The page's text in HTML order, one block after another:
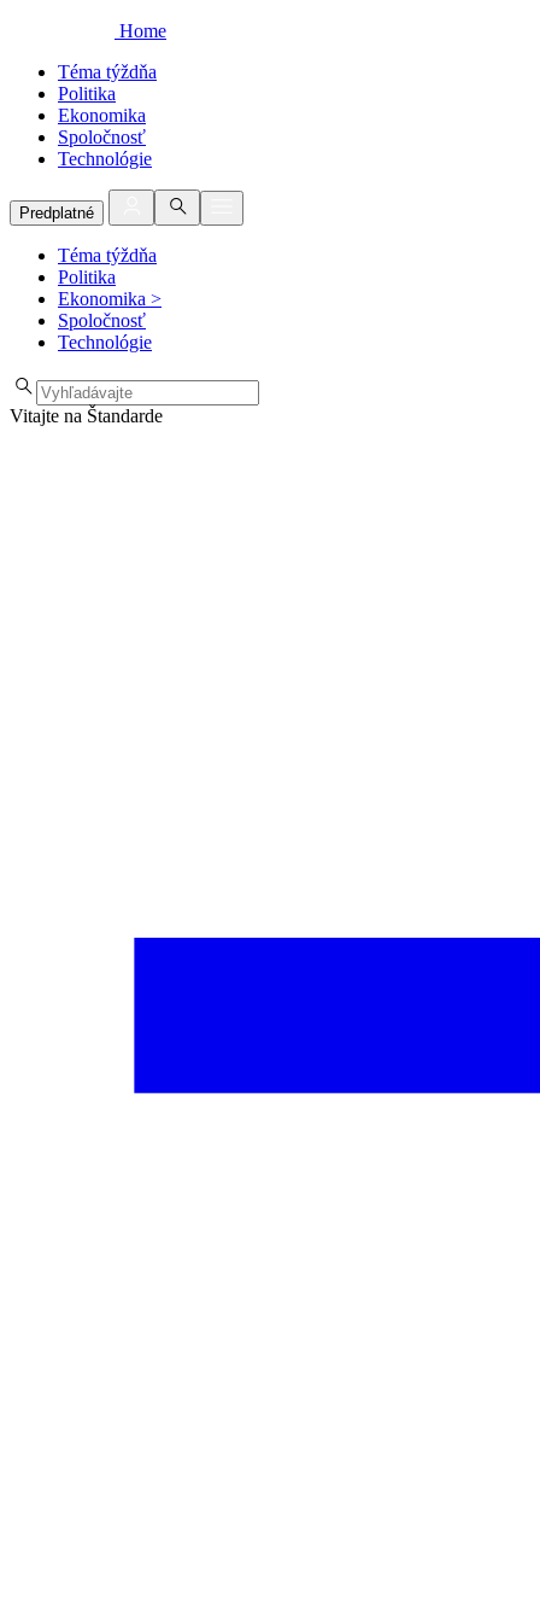
Home
Téma týždňa
Politika
Ekonomika
Spoločnosť
Technológie
Predplatné
Téma týždňa
Politika
Ekonomika >
Spoločnosť
Technológie
Vitajte na Štandarde